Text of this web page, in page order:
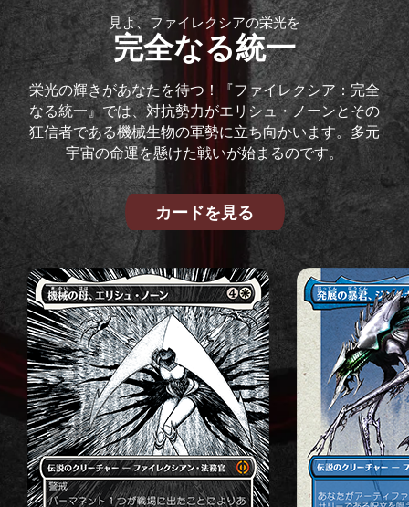
見よ、ファイレクシアの栄光を
完全なる統一
栄光の輝きがあなたを待つ！『ファイレクシア：完全
なる統一』では、対抗勢力がエリシュ・ノーンとその
狂信者である機械生物の軍勢に立ち向かいます。多元
宇宙の命運を懸けた戦いが始まるのです。
カードを見る